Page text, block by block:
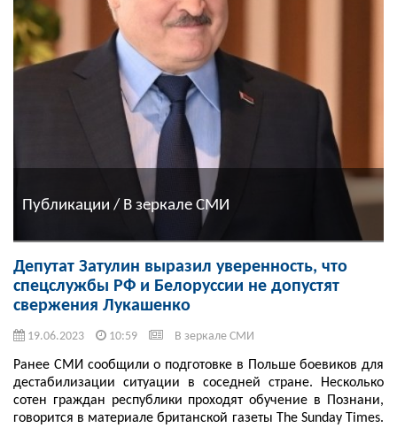
Публикации / В зеркале СМИ
Депутат Затулин выразил уверенность, что
спецслужбы РФ и Белоруссии не допустят
свержения Лукашенко
19.06.2023 10:59 В зеркале СМИ
Ранее СМИ сообщили о подготовке в Польше боевиков для
дестабилизации ситуации в соседней стране. Несколько
сотен граждан республики проходят обучение в Познани,
говорится в материале британской газеты The Sunday Times.